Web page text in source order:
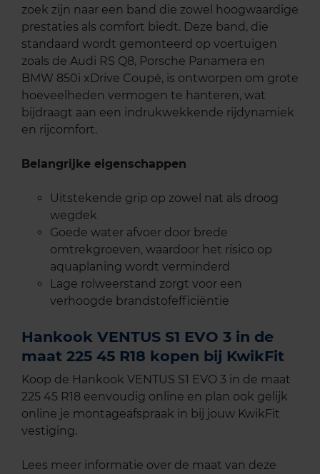
zoek zijn naar een band die zowel hoogwaardige
prestaties als comfort biedt. Deze band, die
standaard wordt gemonteerd op voertuigen
zoals de Audi RS Q8, Porsche Panamera en
BMW 850i xDrive Coupé, is ontworpen om grote
hoeveelheden vermogen te hanteren, wat
bijdraagt aan een indrukwekkende rijdynamiek
en rijcomfort.
Belangrijke eigenschappen
Uitstekende grip op zowel nat als droog
wegdek
Goede water afvoer door brede
omtrekgroeven, waardoor het risico op
aquaplaning wordt verminderd
Lage rolweerstand zorgt voor een
verhoogde brandstofefficiëntie
Hankook VENTUS S1 EVO 3 in de
maat 225 45 R18 kopen bij KwikFit
Koop de Hankook VENTUS S1 EVO 3 in de maat
225 45 R18 eenvoudig online en plan ook gelijk
online je montageafspraak in bij jouw KwikFit
vestiging.
Lees meer informatie over de maat van deze